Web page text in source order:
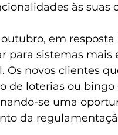
às suas
em
para sistemas mais
Os novos clientes
de loterias ou bingo
se uma
da